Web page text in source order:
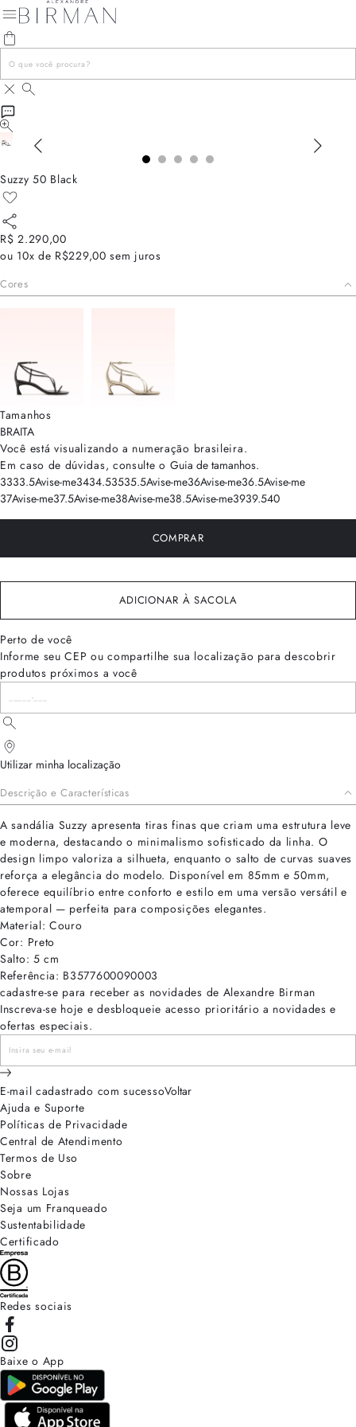
Suzzy 50 Black
R$ 2.290,00
ou 10x de R$229,00 sem juros
Cores
Tamanhos
BRAITA
Você está visualizando a numeração brasileira.
Em caso de dúvidas, consulte o Guia de tamanhos.
3333.5Avise-me3434.53535.5Avise-me36Avise-me36.5Avise-me
37Avise-me37.5Avise-me38Avise-me38.5Avise-me3939.540
COMPRAR
ADICIONAR À SACOLA
Perto de você
Informe seu CEP ou compartilhe sua localização para descobrir
produtos próximos a você
Utilizar minha localização
Descrição e Características
A sandália Suzzy apresenta tiras finas que criam uma estrutura leve
e moderna, destacando o minimalismo sofisticado da linha. O
design limpo valoriza a silhueta, enquanto o salto de curvas suaves
reforça a elegância do modelo. Disponível em 85mm e 50mm,
oferece equilíbrio entre conforto e estilo em uma versão versátil e
atemporal — perfeita para composições elegantes.
Material: Couro
Cor: Preto
Salto: 5 cm
Referência: B3577600090003
cadastre-se para receber as novidades de Alexandre Birman
Inscreva-se hoje e desbloqueie acesso prioritário a novidades e
ofertas especiais.
E-mail cadastrado com sucessoVoltar
Ajuda e Suporte
Políticas de Privacidade
Central de Atendimento
Termos de Uso
Sobre
Nossas Lojas
Seja um Franqueado
Sustentabilidade
Certificado
Redes sociais
Baixe o App